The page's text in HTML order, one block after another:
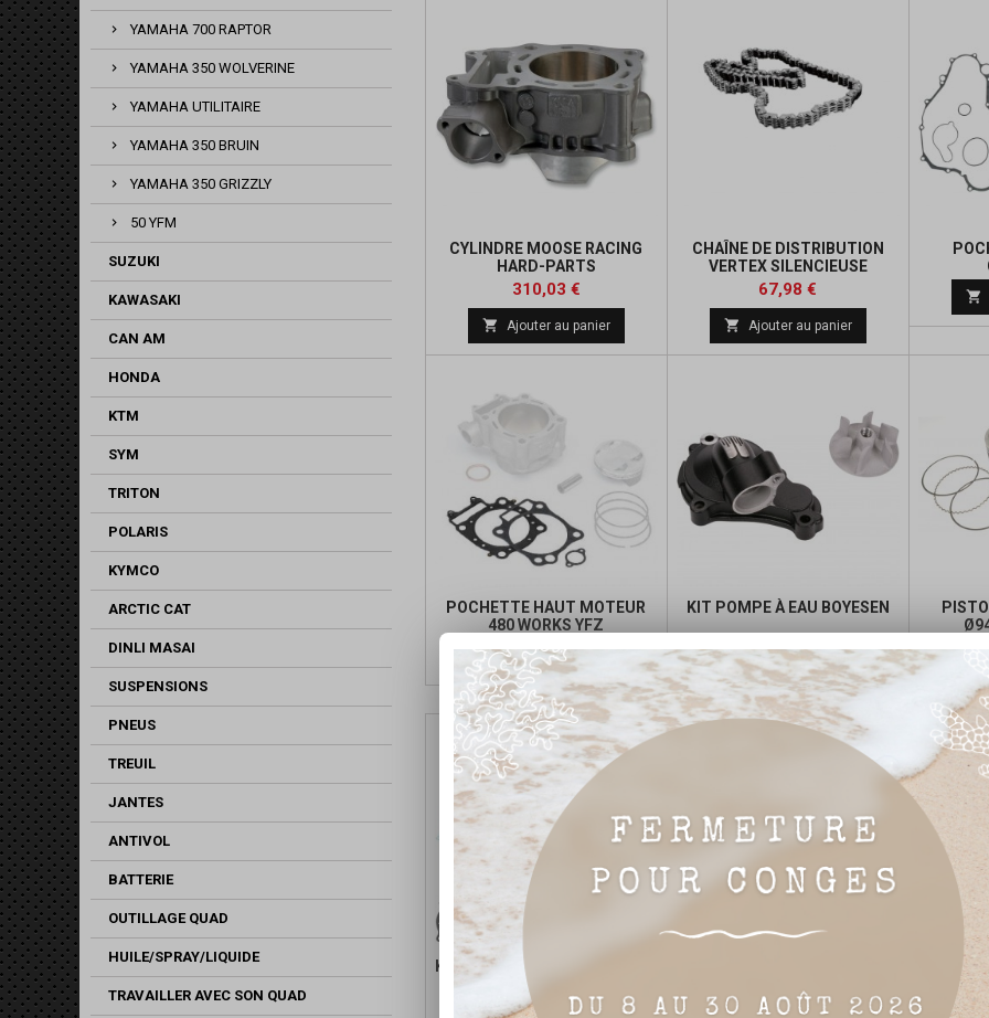
YAMAHA 700 RAPTOR
YAMAHA 350 WOLVERINE
YAMAHA UTILITAIRE
YAMAHA 350 BRUIN
YAMAHA 350 GRIZZLY
50 YFM
SUZUKI
KAWASAKI
CAN AM
HONDA
KTM
SYM
TRITON
POLARIS
KYMCO
ARCTIC CAT
DINLI MASAI
SUSPENSIONS
PNEUS
TREUIL
JANTES
ANTIVOL
BATTERIE
OUTILLAGE QUAD
HUILE/SPRAY/LIQUIDE
TRAVAILLER AVEC SON QUAD
CYLINDRE MOOSE RACING
HARD-PARTS
Prix
310,03 €Prix
de
base
 Ajouter au panier
CHAÎNE DE DISTRIBUTION
VERTEX SILENCIEUSE
Prix
67,98 €
base
 Ajouter au panier

POCHETTE HAUT MOTEUR
480 WORKS YFZ
Prix
de
base
 Ajouter au panier
KIT POMPE À EAU BOYESEN
Prix
249,49 €Prix
de
base
 Ajouter au panier 
KIT DE RECONDITIONNEMENT
MOTEUR COMPLET YFZ 450
Prix
972,66 €Prix
RODS
Prix
52,19 €Prix
KIT